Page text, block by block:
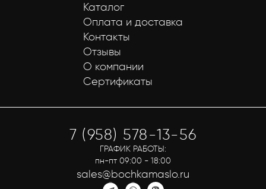
Каталог
Оплата и доставка
Контакты
Отзывы
О компании
Сертификаты
7 (958) 578-13-56
ГРАФИК РАБОТЫ:
пн-пт 09:00 - 18:00
sales@bochkamaslo.ru